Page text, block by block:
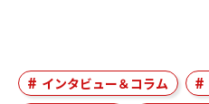
インタビュー＆コラム